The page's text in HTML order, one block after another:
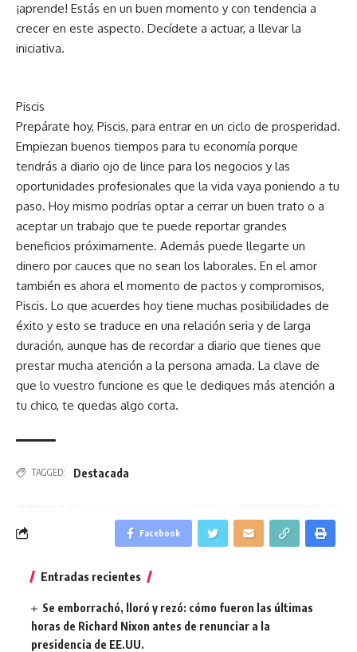
¡aprende! Estás en un buen momento y con tendencia a
crecer en este aspecto. Decídete a actuar, a llevar la
iniciativa.
Piscis
Prepárate hoy, Piscis, para entrar en un ciclo de prosperidad.
Empiezan buenos tiempos para tu economía porque
tendrás a diario ojo de lince para los negocios y las
oportunidades profesionales que la vida vaya poniendo a tu
paso. Hoy mismo podrías optar a cerrar un buen trato o a
aceptar un trabajo que te puede reportar grandes
beneficios próximamente. Además puede llegarte un
dinero por cauces que no sean los laborales. En el amor
también es ahora el momento de pactos y compromisos,
Piscis. Lo que acuerdes hoy tiene muchas posibilidades de
éxito y esto se traduce en una relación seria y de larga
duración, aunque has de recordar a diario que tienes que
prestar mucha atención a la persona amada. La clave de
que lo vuestro funcione es que le dediques más atención a
tu chico, te quedas algo corta.
TAGGED: Destacada
Facebook
Entradas recientes
Se emborrachó, lloró y rezó: cómo fueron las últimas
horas de Richard Nixon antes de renunciar a la
presidencia de EE.UU.